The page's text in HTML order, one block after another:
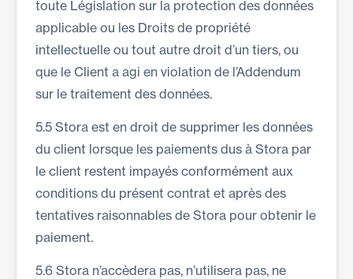
toute Législation sur la protection des données
applicable ou les Droits de propriété
intellectuelle ou tout autre droit d’un tiers, ou
que le Client a agi en violation de l’Addendum
sur le traitement des données.
5.5 Stora est en droit de supprimer les données
du client lorsque les paiements dus à Stora par
le client restent impayés conformément aux
conditions du présent contrat et après des
tentatives raisonnables de Stora pour obtenir le
paiement.
5.6 Stora n’accèdera pas, n’utilisera pas, ne